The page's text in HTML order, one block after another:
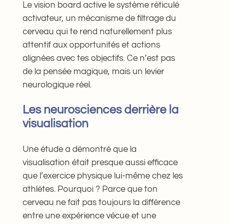
Le vision board active le système réticulé
activateur, un mécanisme de filtrage du
cerveau qui te rend naturellement plus
attentif aux opportunités et actions
alignées avec tes objectifs. Ce n’est pas
de la pensée magique, mais un levier
neurologique réel.
Les neurosciences derrière la
visualisation
Une étude a démontré que la
visualisation était presque aussi efficace
que l’exercice physique lui-même chez les
athlètes. Pourquoi ? Parce que ton
cerveau ne fait pas toujours la différence
entre une expérience vécue et une